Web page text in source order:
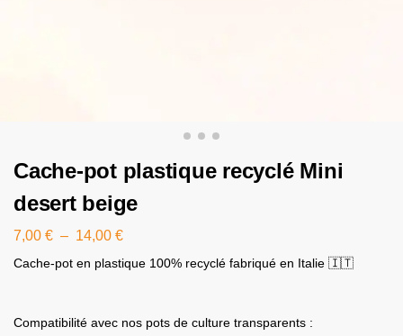
Cache-pot plastique recyclé Mini
desert beige
7,00 € – 14,00 €
Cache-pot en plastique 100% recyclé fabriqué en Italie 🇮🇹
Compatibilité avec nos pots de culture transparents :